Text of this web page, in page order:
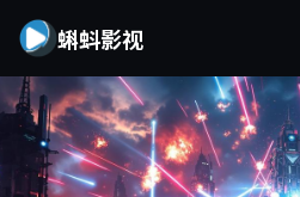
蝌蚪影视